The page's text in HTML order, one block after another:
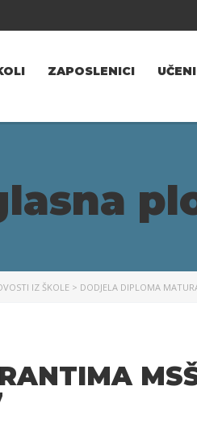
ZAPOSLENICI
IZ ŠKOLE > DODJELA DIPLOMA